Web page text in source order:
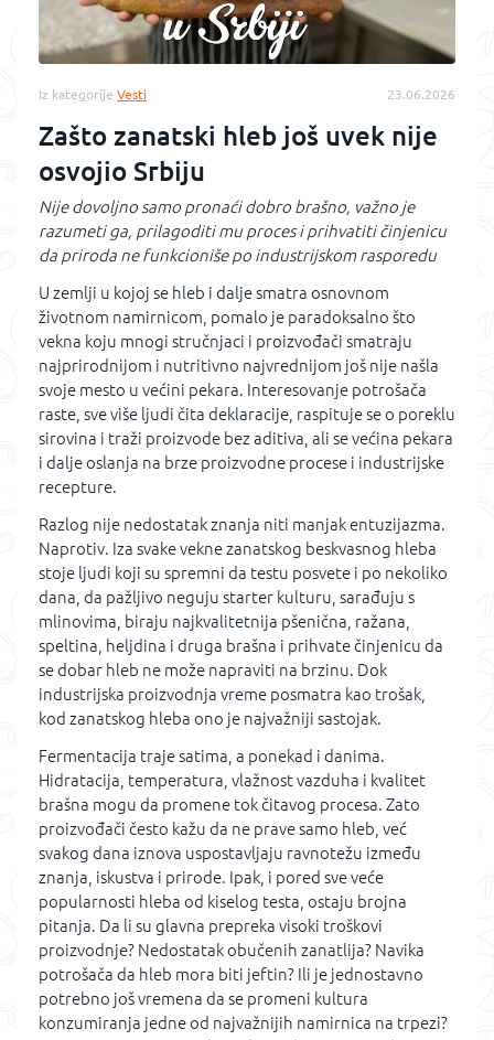
Iz kategorije Vesti 23.06.2026
Zašto zanatski hleb još uvek nije
osvojio Srbiju
Nije dovoljno samo pronaći dobro brašno, važno je
razumeti ga, prilagoditi mu proces i prihvatiti činjenicu
da priroda ne funkcioniše po industrijskom rasporedu
U zemlji u kojoj se hleb i dalje smatra osnovnom
životnom namirnicom, pomalo je paradoksalno što
vekna koju mnogi stručnjaci i proizvođači smatraju
najprirodnijom i nutritivno najvrednijom još nije našla
svoje mesto u većini pekara. Interesovanje potrošača
raste, sve više ljudi čita deklaracije, raspituje se o poreklu
sirovina i traži proizvode bez aditiva, ali se većina pekara
i dalje oslanja na brze proizvodne procese i industrijske
recepture.
Razlog nije nedostatak znanja niti manjak entuzijazma.
Naprotiv. Iza svake vekne zanatskog beskvasnog hleba
stoje ljudi koji su spremni da testu posvete i po nekoliko
dana, da pažljivo neguju starter kulturu, sarađuju s
mlinovima, biraju najkvalitetnija pšenična, ražana,
speltina, heljdina i druga brašna i prihvate činjenicu da
se dobar hleb ne može napraviti na brzinu. Dok
industrijska proizvodnja vreme posmatra kao trošak,
kod zanatskog hleba ono je najvažniji sastojak.
Fermentacija traje satima, a ponekad i danima.
Hidratacija, temperatura, vlažnost vazduha i kvalitet
brašna mogu da promene tok čitavog procesa. Zato
proizvođači često kažu da ne prave samo hleb, već
svakog dana iznova uspostavljaju ravnotežu između
znanja, iskustva i prirode. Ipak, i pored sve veće
popularnosti hleba od kiselog testa, ostaju brojna
pitanja. Da li su glavna prepreka visoki troškovi
proizvodnje? Nedostatak obučenih zanatlija? Navika
potrošača da hleb mora biti jeftin? Ili je jednostavno
potrebno još vremena da se promeni kultura
konzumiranja jedne od najvažnijih namirnica na trpezi?